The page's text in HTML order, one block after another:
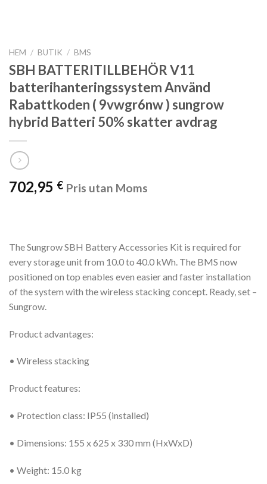
HEM / BUTIK / BMS
SBH BATTERITILLBEHÖR V11
batterihanteringssystem Använd
Rabattkoden ( 9vwgr6nw ) sungrow
hybrid Batteri 50% skatter avdrag
702,95 € Pris utan Moms
The Sungrow SBH Battery Accessories Kit is required for
every storage unit from 10.0 to 40.0 kWh. The BMS now
positioned on top enables even easier and faster installation
of the system with the wireless stacking concept. Ready, set –
Sungrow.
Product advantages:
• Wireless stacking
Product features:
• Protection class: IP55 (installed)
• Dimensions: 155 x 625 x 330 mm (HxWxD)
• Weight: 15.0 kg